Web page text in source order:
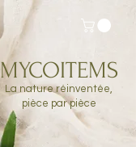
MYCOITEMS
La nature réinventée,
pièce par pièce